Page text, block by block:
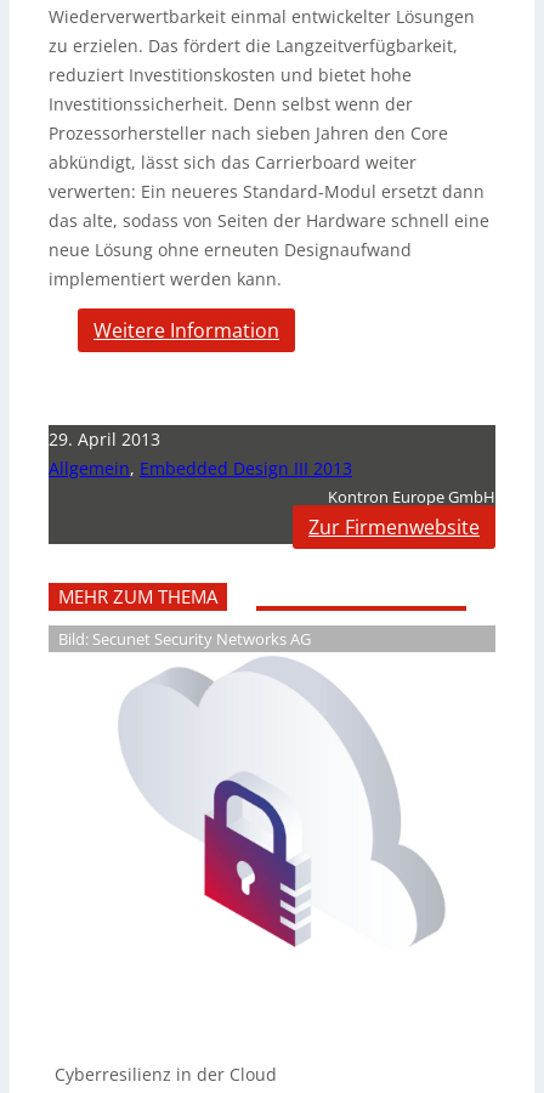
Wiederverwertbarkeit einmal entwickelter Lösungen
zu erzielen. Das fördert die Langzeitverfügbarkeit,
reduziert Investitionskosten und bietet hohe
Investitionssicherheit. Denn selbst wenn der
Prozessorhersteller nach sieben Jahren den Core
abkündigt, lässt sich das Carrierboard weiter
verwerten: Ein neueres Standard-Modul ersetzt dann
das alte, sodass von Seiten der Hardware schnell eine
neue Lösung ohne erneuten Designaufwand
implementiert werden kann.
Weitere Information
29. April 2013
Allgemein, Embedded Design III 2013
Kontron Europe GmbH
Zur Firmenwebsite
MEHR ZUM THEMA
Bild: Secunet Security Networks AG
Cyberresilienz in der Cloud